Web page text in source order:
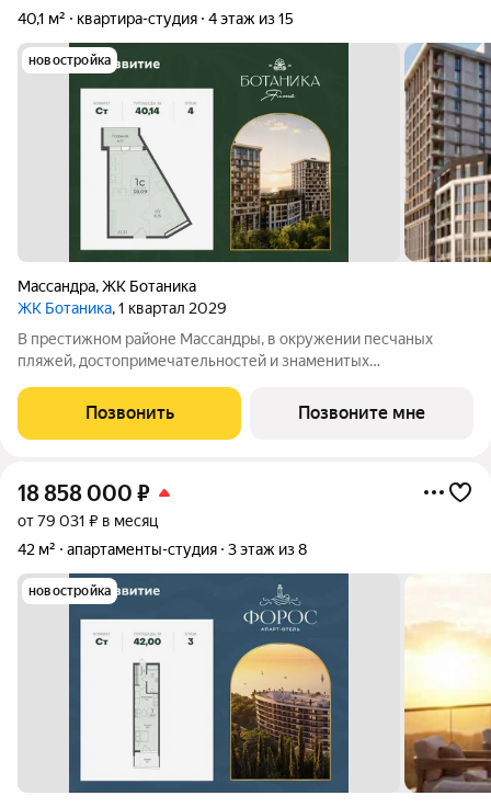
40,1 м²
квартира-студия 4 этаж из 15
новостройка
Массандра,ЖК Ботаника
ЖК Ботаника, 1 квартал 2029
В престижном районе Массандры, в окружении песчаных
пляжей, достопримечательностей и знаменитых
предчистовой отделкой. Квартира находится на 4 этаже, в
новом жилом комплексе бизнес-класса
Позвонить Позвоните мне
18 858 000 ₽
от 79 031 ₽ в месяц
42 м²
апартаменты-студия 3 этаж из 8
новостройка